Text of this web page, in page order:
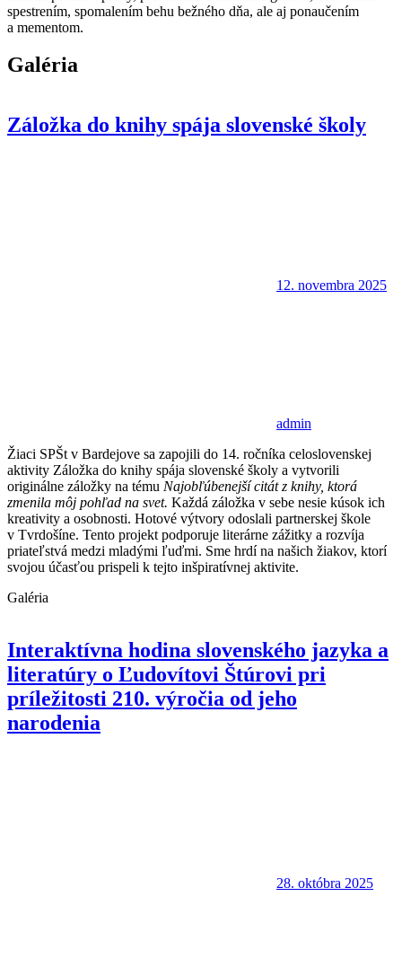
spestrením, spomalením behu bežného dňa, ale aj ponaučením
a mementom.
Galéria
Záložka do knihy spája slovenské školy
12. novembra 2025
admin
Žiaci SPŠt v Bardejove sa zapojili do 14. ročníka celoslovenskej
aktivity Záložka do knihy spája slovenské školy a vytvorili
originálne záložky na tému Najobľúbenejší citát z knihy, ktorá
zmenila môj pohľad na svet. Každá záložka v sebe nesie kúsok ich
kreativity a osobnosti. Hotové výtvory odoslali partnerskej škole
v Tvrdošíne. Tento projekt podporuje literárne zážitky a rozvíja
priateľstvá medzi mladými ľuďmi. Sme hrdí na našich žiakov, ktorí
svojou účasťou prispeli k tejto inšpiratívnej aktivite.
Galéria
Interaktívna hodina slovenského jazyka a
literatúry o Ľudovítovi Štúrovi pri
príležitosti 210. výročia od jeho
narodenia
28. októbra 2025